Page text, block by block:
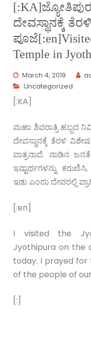
ದೇವಸ್ಥಾನಕ್ಕೆ
Temple in
March 4, 2019
Uncategorized
[:KA]
ಮಹಾ ಶಿವರಾತ್ರಿ ಹಬ್ಬದ
ದೇವಸ್ಥಾನಕ್ಕೆ ತೆರಳಿ
ಪಾತ್ರನಾದೆ. ನಾಡಿನ
ಇಷ್ಟಾರ್ಥಗಳನ್ನು
ಇಡು ಎಂದು ದೇವರಲ್ಲಿ
[:en]
I visited the
Jyothipura on the
today. I prayed for
of the people of
[:]